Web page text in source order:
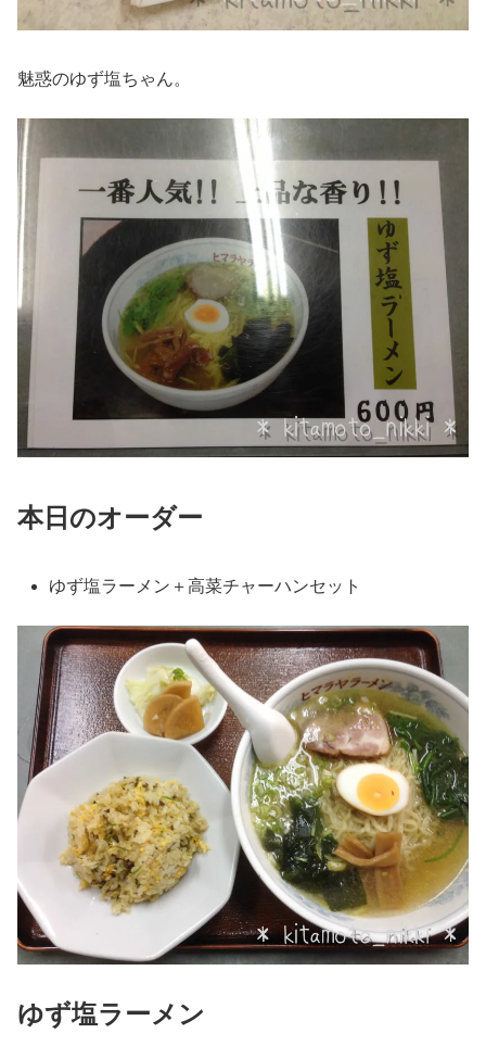
魅惑のゆず塩ちゃん。
本日のオーダー
ゆず塩ラーメン＋高菜チャーハンセット
ゆず塩ラーメン